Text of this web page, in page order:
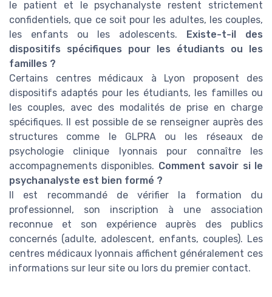
le patient et le psychanalyste restent strictement
confidentiels, que ce soit pour les adultes, les couples,
les enfants ou les adolescents.
Existe-t-il des
dispositifs spécifiques pour les étudiants ou les
familles ?
Certains centres médicaux à Lyon proposent des
dispositifs adaptés pour les étudiants, les familles ou
les couples, avec des modalités de prise en charge
spécifiques. Il est possible de se renseigner auprès des
structures comme le GLPRA ou les réseaux de
psychologie clinique lyonnais pour connaître les
accompagnements disponibles. Comment savoir si le
psychanalyste est bien formé ?
Il est recommandé de vérifier la formation du
professionnel, son inscription à une association
reconnue et son expérience auprès des publics
concernés (adulte, adolescent, enfants, couples). Les
centres médicaux lyonnais affichent généralement ces
informations sur leur site ou lors du premier contact.